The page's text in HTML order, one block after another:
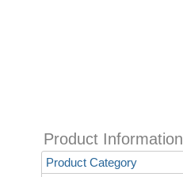
Product Information
Product Category